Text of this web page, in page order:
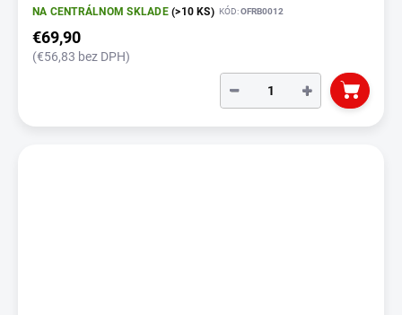
NA CENTRÁLNOM SKLADE(>10 KS) KÓD:OFRB0012
€69,90
(€56,83 bez DPH)
+
−